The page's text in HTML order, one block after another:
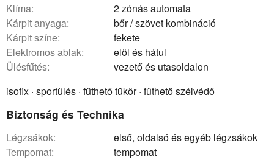
klíma:
2 zónás automata
kárpit anyaga:
bőr / szövet kombináció
kárpit színe:
fekete
elektromos ablak:
elöl és hátul
ülésfűtés:
vezető és utasoldalon
isofix · sportülés · fűthető tükör · fűthető szélvédő
Biztonság és Technika
légzsákok:
első, oldalsó és egyéb légzsákok
tempomat:
tempomat